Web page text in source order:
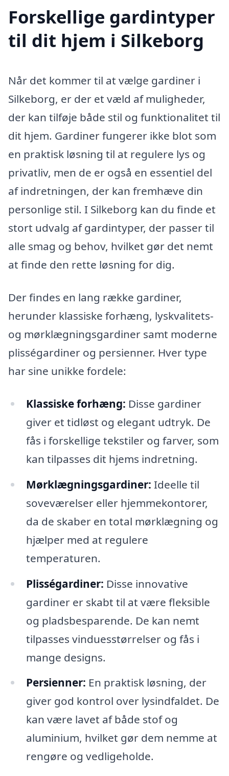
Forskellige gardintyper
til dit hjem i Silkeborg
Når det kommer til at vælge gardiner i
Silkeborg, er der et væld af muligheder,
der kan tilføje både stil og funktionalitet til
dit hjem. Gardiner fungerer ikke blot som
en praktisk løsning til at regulere lys og
privatliv, men de er også en essentiel del
af indretningen, der kan fremhæve din
personlige stil. I Silkeborg kan du finde et
stort udvalg af gardintyper, der passer til
alle smag og behov, hvilket gør det nemt
at finde den rette løsning for dig.
Der findes en lang række gardiner,
herunder klassiske forhæng, lyskvalitets-
og mørklægningsgardiner samt moderne
plisségardiner og persienner. Hver type
har sine unikke fordele:
Klassiske forhæng: Disse gardiner
giver et tidløst og elegant udtryk. De
fås i forskellige tekstiler og farver, som
kan tilpasses dit hjems indretning.
Mørklægningsgardiner: Ideelle til
soveværelser eller hjemmekontorer,
da de skaber en total mørklægning og
hjælper med at regulere
temperaturen.
Plisségardiner: Disse innovative
gardiner er skabt til at være fleksible
og pladsbesparende. De kan nemt
tilpasses vinduesstørrelser og fås i
mange designs.
Persienner: En praktisk løsning, der
giver god kontrol over lysindfaldet. De
kan være lavet af både stof og
aluminium, hvilket gør dem nemme at
rengøre og vedligeholde.